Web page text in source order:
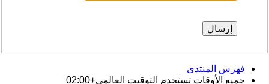
فهرس المنتدى
جميع الأوقات تستخدم التوقيت العالمي+02:00